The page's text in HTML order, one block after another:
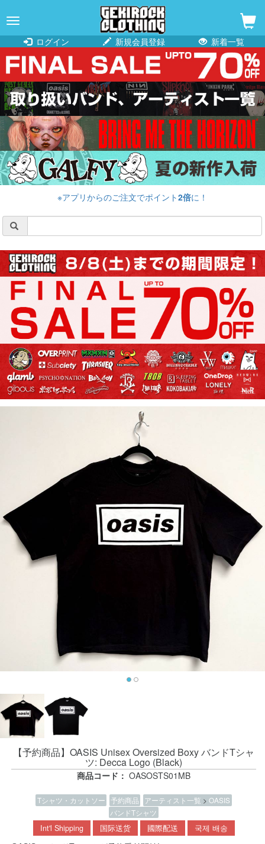
navigation
ログイン
新規会員登録 新着一覧
※アプリからのご注文でポイント2倍に！
【予約商品】OASIS Unisex Oversized Boxy バンドTシャ
ツ: Decca Logo (Black)
商品コード： OASOSTS01MB
Tシャツ・カットソー 予約商品 アーティスト一覧 >OASIS
バンドTシャツ
Int'l Shipping 国际送货 國際配送 국제 배송